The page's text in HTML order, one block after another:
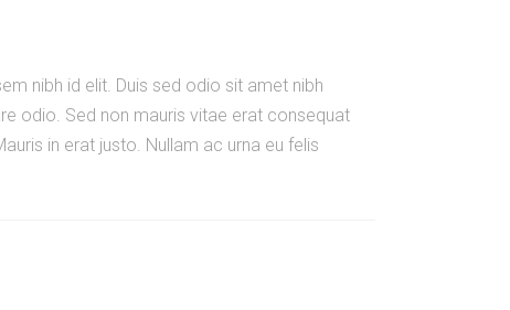
nibh id elit. Duis sed odio sit amet nibh
odio. Sed non mauris vitae erat consequat
in erat justo. Nullam ac urna eu felis